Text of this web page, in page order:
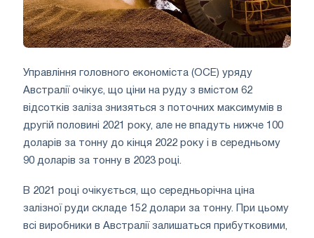
Управління головного економіста (OCE) уряду
Австралії очікує, що ціни на руду з вмістом 62
відсотків заліза знизяться з поточних максимумів в
другій половині 2021 року, але не впадуть нижче 100
доларів за тонну до кінця 2022 року і в середньому
90 доларів за тонну в 2023 році.
В 2021 році очікується, що середньорічна ціна
залізної руди складе 152 долари за тонну. При цьому
всі виробники в Австралії залишаться прибутковими,